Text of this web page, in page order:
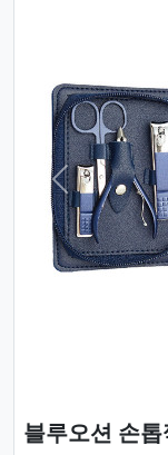
Previous
블루오션 손